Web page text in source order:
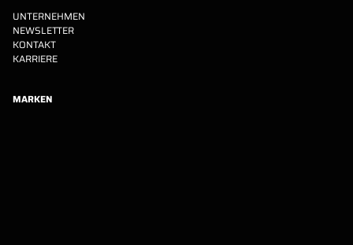
UNTERNEHMEN
NEWSLETTER
KONTAKT
KARRIERE
MARKEN